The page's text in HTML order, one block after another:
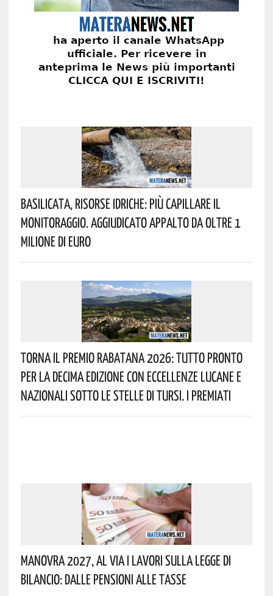
Basilicata, Risorse Idriche: Più Capillare Il
Monitoraggio. Aggiudicato Appalto Da Oltre 1
Milione Di Euro
Torna Il Premio Rabatana 2026: Tutto Pronto
Per La Decima Edizione Con Eccellenze Lucane E
Nazionali Sotto Le Stelle Di Tursi. I Premiati
Manovra 2027, Al Via I Lavori Sulla Legge Di
Bilancio: Dalle Pensioni Alle Tasse